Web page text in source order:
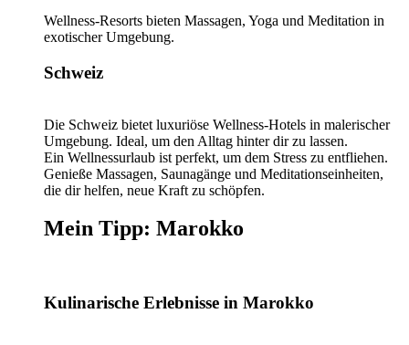
Wellness-Resorts bieten Massagen, Yoga und Meditation in
exotischer Umgebung.
Schweiz
Die Schweiz bietet luxuriöse Wellness-Hotels in malerischer
Umgebung. Ideal, um den Alltag hinter dir zu lassen.
Ein Wellnessurlaub ist perfekt, um dem Stress zu entfliehen.
Genieße Massagen, Saunagänge und Meditationseinheiten,
die dir helfen, neue Kraft zu schöpfen.
Mein Tipp: Marokko
Kulinarische Erlebnisse in Marokko